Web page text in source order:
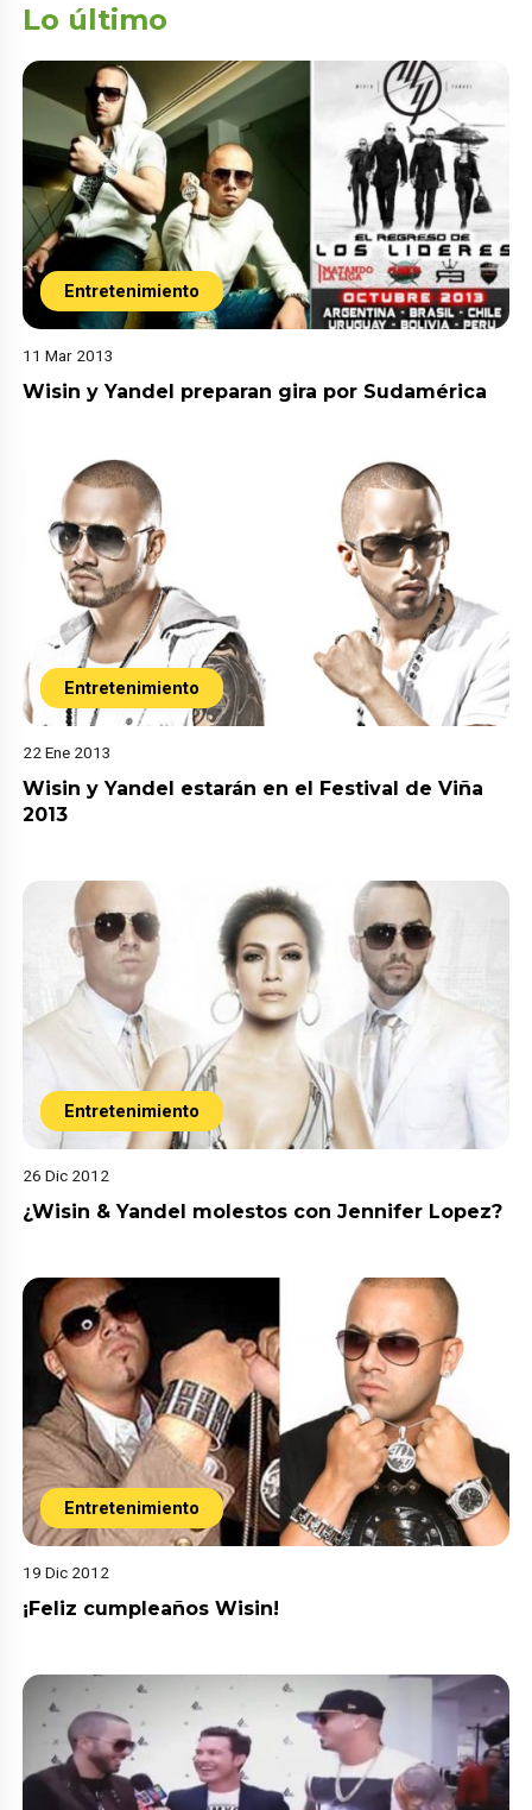
Lo último
Entretenimiento
11 Mar 2013
Wisin y Yandel preparan gira por Sudamérica
Entretenimiento
22 Ene 2013
Wisin y Yandel estarán en el Festival de Viña
2013
Entretenimiento
26 Dic 2012
¿Wisin & Yandel molestos con Jennifer Lopez?
Entretenimiento
19 Dic 2012
¡Feliz cumpleaños Wisin!